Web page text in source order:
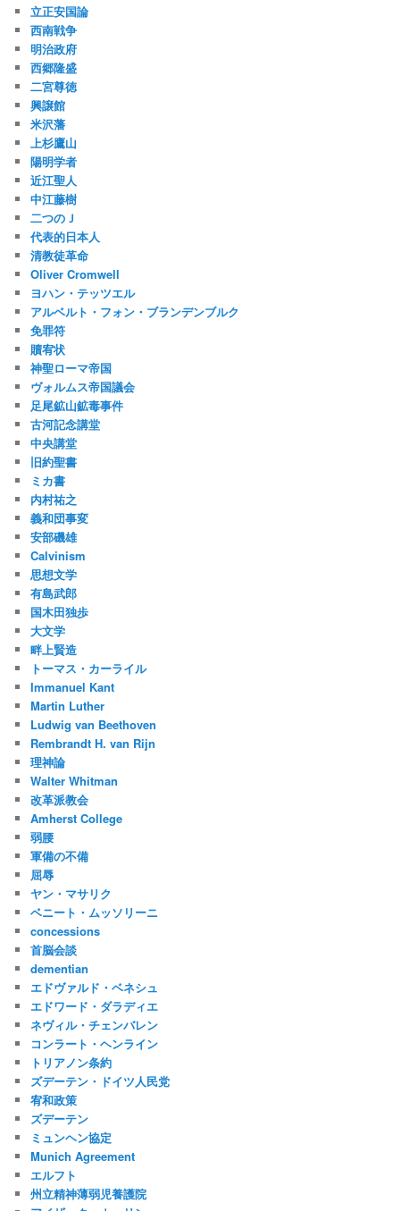
立正安国論
西南戦争
明治政府
西郷隆盛
二宮尊徳
興譲館
米沢藩
上杉鷹山
陽明学者
近江聖人
中江藤樹
二つのＪ
代表的日本人
清教徒革命
Oliver Cromwell
ヨハン・テッツエル
アルベルト・フォン・ブランデンブルク
免罪符
贖宥状
神聖ローマ帝国
ヴォルムス帝国議会
足尾鉱山鉱毒事件
古河記念講堂
中央講堂
旧約聖書
ミカ書
内村祐之
義和団事変
安部磯雄
Calvinism
思想文学
有島武郎
国木田独歩
大文学
畔上賢造
トーマス・カーライル
Immanuel Kant
Martin Luther
Ludwig van Beethoven
Rembrandt H. van Rijn
理神論
Walter Whitman
改革派教会
Amherst College
弱腰
軍備の不備
屈辱
ヤン・マサリク
ベニート・ムッソリーニ
concessions
首脳会談
dementian
エドヴァルド・ベネシュ
エドワード・ダラディエ
ネヴィル・チェンバレン
コンラート・ヘンライン
トリアノン条約
ズデーテン・ドイツ人民党
宥和政策
ズデーテン
ミュンヘン協定
Munich Agreement
エルフト
州立精神薄弱児養護院